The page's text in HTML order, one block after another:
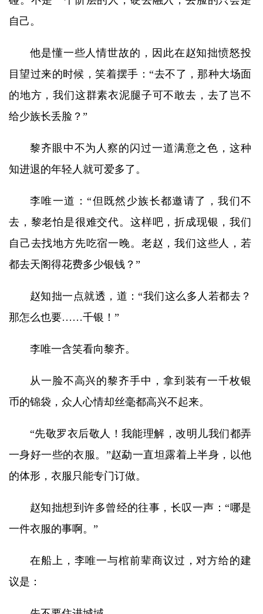
自己。
他是懂一些人情世故的，因此在赵知拙愤怒投
目望过来的时候，笑着摆手：“去不了，那种大场面
的地方，我们这群素衣泥腿子可不敢去，去了岂不
给少族长丢脸？”
黎齐眼中不为人察的闪过一道满意之色，这种
知进退的年轻人就可爱多了。
李唯一道：“但既然少族长都邀请了，我们不
去，黎老怕是很难交代。这样吧，折成现银，我们
自己去找地方先吃宿一晚。老赵，我们这些人，若
都去天阁得花费多少银钱？”
赵知拙一点就透，道：“我们这么多人若都去？
那怎么也要……千银！”
李唯一含笑看向黎齐。
从一脸不高兴的黎齐手中，拿到装有一千枚银
币的锦袋，众人心情却丝毫都高兴不起来。
“先敬罗衣后敬人！我能理解，改明儿我们都弄
一身好一些的衣服。”赵勐一直坦露着上半身，以他
的体形，衣服只能专门订做。
赵知拙想到许多曾经的往事，长叹一声：“哪是
一件衣服的事啊。”
在船上，李唯一与棺前辈商议过，对方给的建
议是：